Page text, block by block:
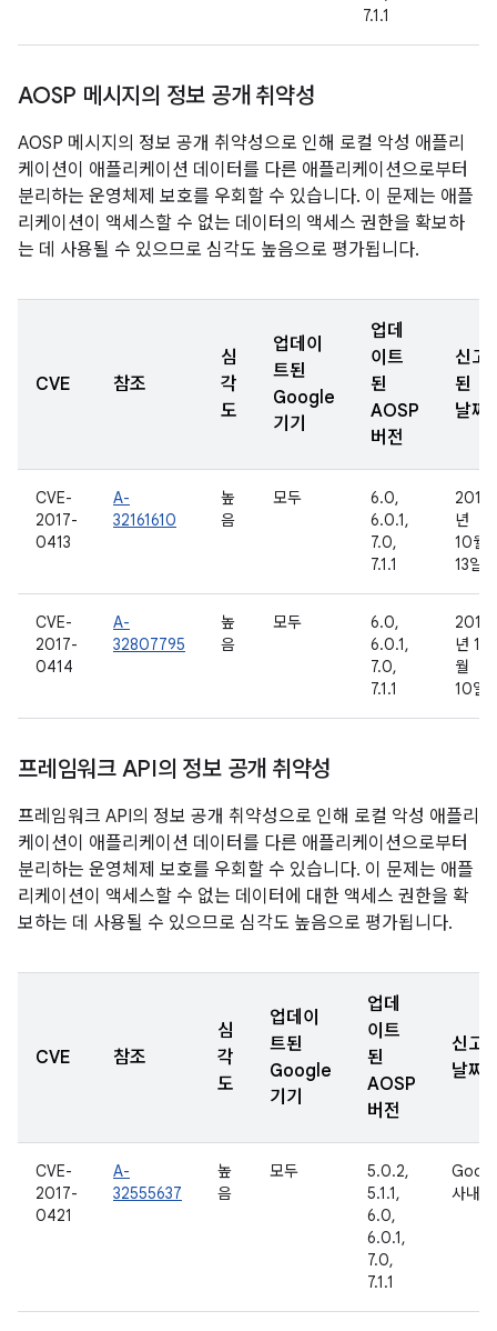
7.1.1
AOSP 메시지의 정보 공개 취약성
AOSP 메시지의 정보 공개 취약성으로 인해 로컬 악성 애플리
케이션이 애플리케이션 데이터를 다른 애플리케이션으로부터
분리하는 운영체제 보호를 우회할 수 있습니다. 이 문제는 애플
리케이션이 액세스할 수 없는 데이터의 액세스 권한을 확보하
는 데 사용될 수 있으므로 심각도 높음으로 평가됩니다.
CVE 참조
심
각
도
업데이
트된
Google
기기
업데
이트
된
AOSP
버전
신고
된
날짜
CVE-
2017-
0413
A-
32161610
높
음
모두
6.0,
6.0.1,
7.0,
7.1.1
2016
년
10월
13일
CVE-
2017-
0414
A-
32807795
높
음
모두
6.0,
6.0.1,
7.0,
7.1.1
2016
년 11
월
10일
프레임워크 API의 정보 공개 취약성
프레임워크 API의 정보 공개 취약성으로 인해 로컬 악성 애플리
케이션이 애플리케이션 데이터를 다른 애플리케이션으로부터
분리하는 운영체제 보호를 우회할 수 있습니다. 이 문제는 애플
리케이션이 액세스할 수 없는 데이터에 대한 액세스 권한을 확
보하는 데 사용될 수 있으므로 심각도 높음으로 평가됩니다.
CVE 참조
심
각
도
업데이
트된
Google
기기
업데
이트
된
AOSP
버전
신고
날짜
CVE-
2017-
0421
A-
32555637
높
음
모두
5.0.2,
5.1.1,
6.0,
6.0.1,
7.0,
7.1.1
사내용